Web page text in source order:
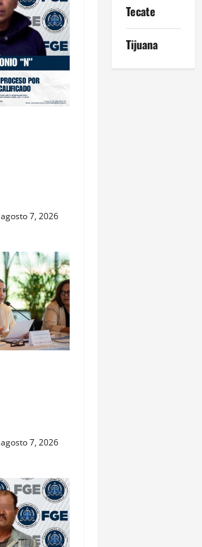
agosto 7, 2026
agosto 7, 2026
Tecate
Tijuana